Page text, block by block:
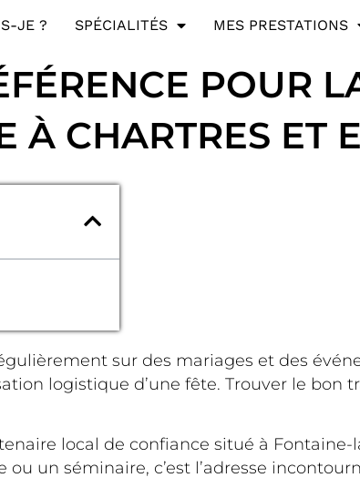
JE ? SPÉCIALITÉS MES PRESTATIONS
POUR
À CHARTRES ET
sur des mariages et des
logistique d’une fête. Trouver le bon
local de confiance situé à Fontaine-
un séminaire, c’est l’adresse